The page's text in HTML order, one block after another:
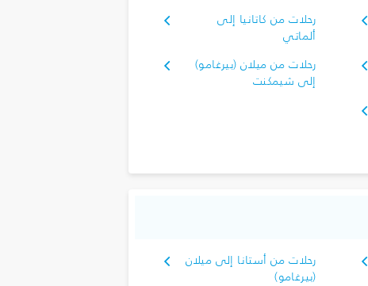
رحلات من كاتانيا إلى
ألماتي
رحلات من ميلان (بيرغامو)
إلى شيمكنت
رحلات من أستانا إلى ميلان
(بيرغامو)